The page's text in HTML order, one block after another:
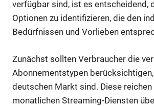
verfügbar sind, ist es entscheidend,
Optionen zu identifizieren, die den
Bedürfnissen und Vorlieben
Zunächst sollten Verbraucher die
Abonnementstypen
deutschen Markt sind. Diese reichen
monatlichen Streaming-Diensten